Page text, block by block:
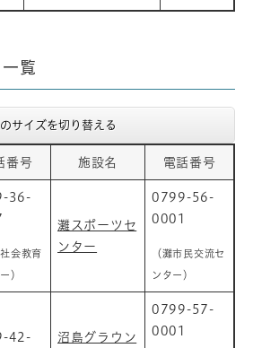
覧
サイズを切り替える
番号 施設名 電話番号
36-
社会教育
）
灘スポーツセ
ンター
0799-56-
0001
（灘市民交流セ
ンター）
42- 沼島グラウン
0799-57-
0001